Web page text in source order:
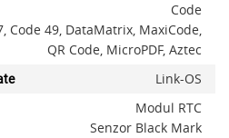
Code
Code 49, DataMatrix, MaxiCode,
QR Code, MicroPDF, Aztec
Link-OS
Modul RTC
Senzor Black Mark